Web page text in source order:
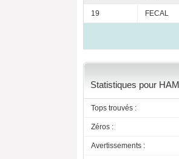
19 FECAL
Statistiques pour
Tops trouvés :
Zéros :
Avertissements :